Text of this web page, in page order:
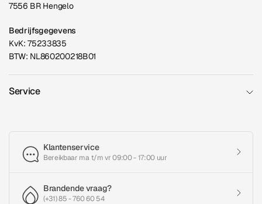
7556 BR Hengelo
Bedrijfsgegevens
KvK: 75233835
BTW: NL860200218B01
Service
Klantenservice
Bereikbaar ma t/m vr 09:00 - 17:00 uur
Brandende vraag?
(+31) 85 - 760 60 54